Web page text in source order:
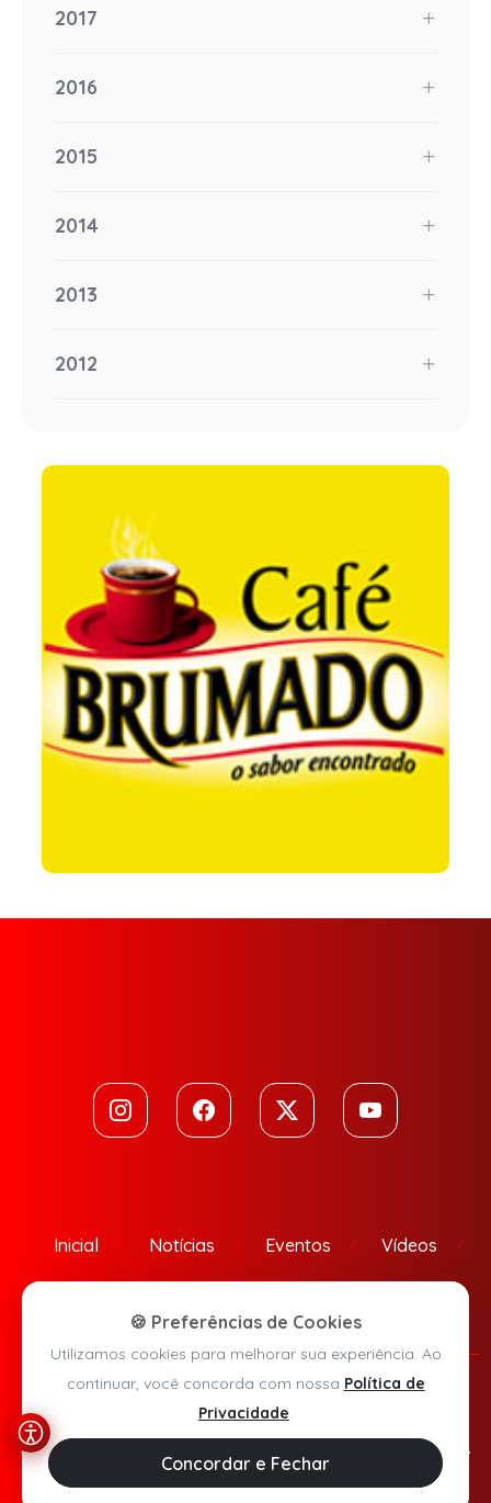
2017
2016
2015
2014
2013
2012
Inicial Notícias Eventos Vídeos
Política de Privacidade
Agora Sudoeste © 2026 - Todos os direitos reservados.
🍪 Preferências de Cookies
Utilizamos cookies para melhorar sua experiência. Ao
continuar, você concorda com nossa Política de
Privacidade.
Concordar e Fechar